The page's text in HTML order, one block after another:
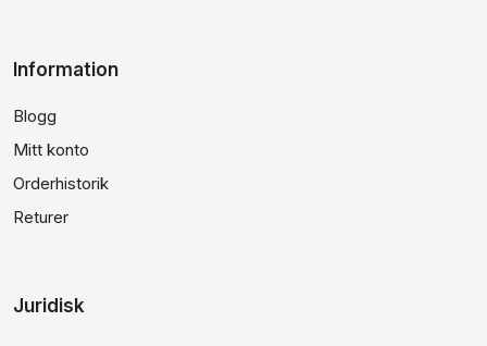
Information
Blogg
Mitt konto
Orderhistorik
Returer
Juridisk